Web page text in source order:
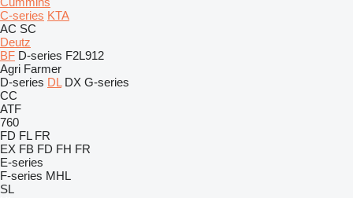
C-series KTA
AC SC
Deutz
BF D-series F2L912
Agri Farmer
D-series DL DX G-series
CC
ATF
760
FD FL FR
EX FB FD FH FR
E-series
F-series MHL
SL